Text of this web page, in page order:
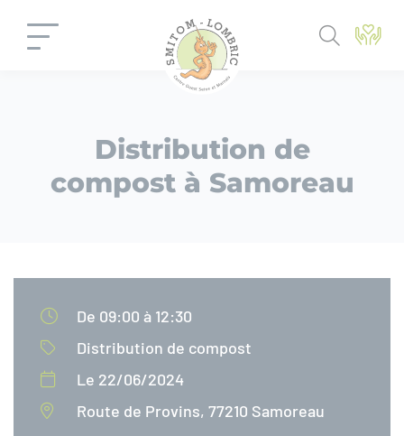
Distribution de
compost à Samoreau
De 09:00 à 12:30
Distribution de compost
Le 22/06/2024
Route de Provins, 77210 Samoreau